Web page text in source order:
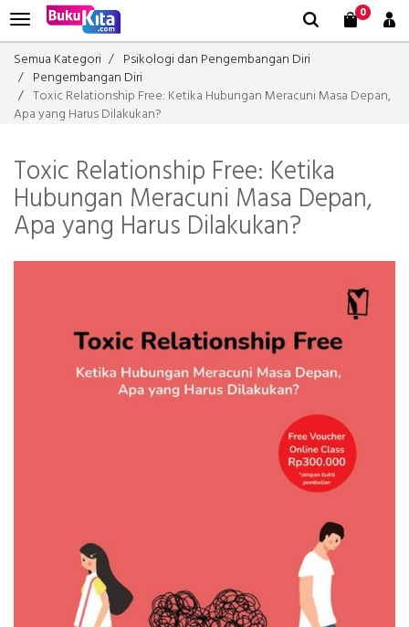
0
Semua Kategori
Psikologi dan Pengembangan Diri
Pengembangan Diri
Toxic Relationship Free: Ketika Hubungan Meracuni Masa Depan,
Apa yang Harus Dilakukan?
Toxic Relationship Free: Ketika
Hubungan Meracuni Masa Depan,
Apa yang Harus Dilakukan?